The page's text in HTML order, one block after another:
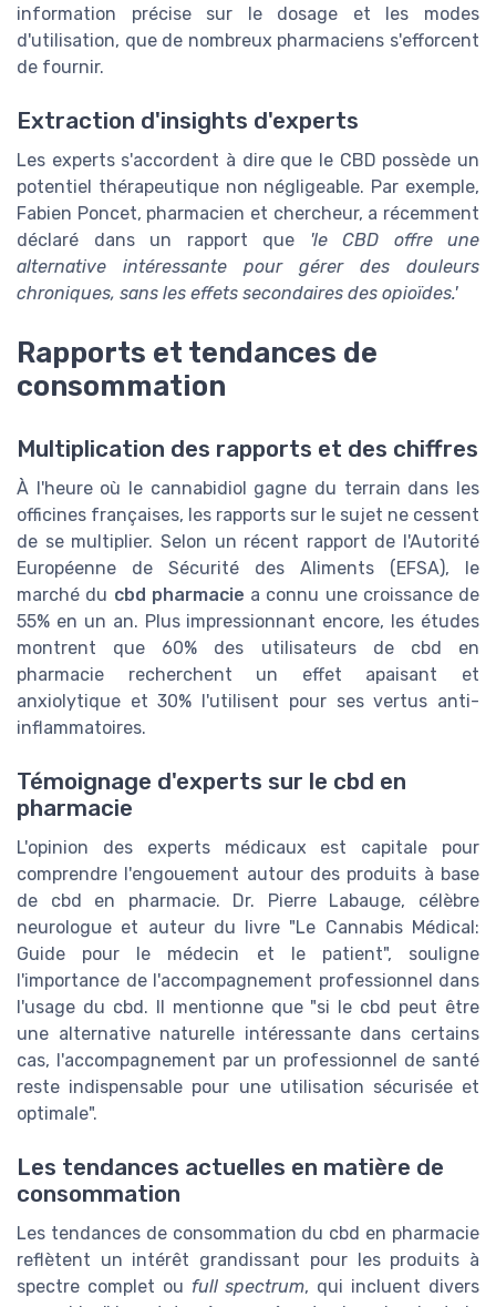
information précise sur le dosage et les modes
d'utilisation, que de nombreux pharmaciens s'efforcent
de fournir.
Extraction d'insights d'experts
Les experts s'accordent à dire que le CBD possède un
potentiel thérapeutique non négligeable. Par exemple,
Fabien Poncet, pharmacien et chercheur, a récemment
déclaré dans un rapport que
'le CBD offre une
alternative intéressante pour gérer des douleurs
chroniques, sans les effets secondaires des opioïdes.'
Rapports et tendances de
consommation
Multiplication des rapports et des chiffres
À l'heure où le cannabidiol gagne du terrain dans les
officines françaises, les rapports sur le sujet ne cessent
de se multiplier. Selon un récent rapport de l'Autorité
Européenne de Sécurité des Aliments (EFSA), le
marché du cbd pharmacie a connu une croissance de
55% en un an. Plus impressionnant encore, les études
montrent que 60% des utilisateurs de cbd en
pharmacie recherchent un effet apaisant et
anxiolytique et 30% l'utilisent pour ses vertus anti-
inflammatoires.
Témoignage d'experts sur le cbd en
pharmacie
L'opinion des experts médicaux est capitale pour
comprendre l'engouement autour des produits à base
de cbd en pharmacie. Dr. Pierre Labauge, célèbre
neurologue et auteur du livre "Le Cannabis Médical:
Guide pour le médecin et le patient", souligne
l'importance de l'accompagnement professionnel dans
l'usage du cbd. Il mentionne que "si le cbd peut être
une alternative naturelle intéressante dans certains
cas, l'accompagnement par un professionnel de santé
reste indispensable pour une utilisation sécurisée et
optimale".
Les tendances actuelles en matière de
consommation
Les tendances de consommation du cbd en pharmacie
reflètent un intérêt grandissant pour les produits à
spectre complet ou full spectrum, qui incluent divers